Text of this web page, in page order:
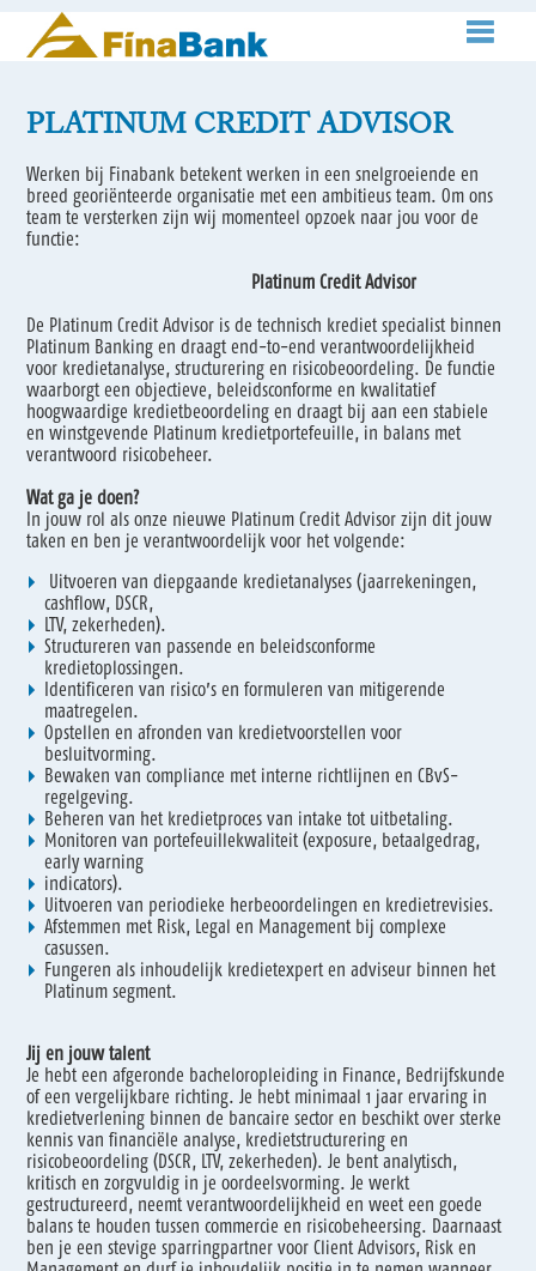
PLATINUM CREDIT ADVISOR
Werken bij Finabank betekent werken in een snelgroeiende en
breed georiënteerde organisatie met een ambitieus team. Om ons
team te versterken zijn wij momenteel opzoek naar jou voor de
functie:
Platinum Credit Advisor
De Platinum Credit Advisor is de technisch krediet specialist binnen
Platinum Banking en draagt end-to-end verantwoordelijkheid
voor kredietanalyse, structurering en risicobeoordeling. De functie
waarborgt een objectieve, beleidsconforme en kwalitatief
hoogwaardige kredietbeoordeling en draagt bij aan een stabiele
en winstgevende Platinum kredietportefeuille, in balans met
verantwoord risicobeheer.
Wat ga je doen?
In jouw rol als onze nieuwe Platinum Credit Advisor zijn dit jouw
taken en ben je verantwoordelijk voor het volgende:
Uitvoeren van diepgaande kredietanalyses (jaarrekeningen,
cashflow, DSCR,
LTV, zekerheden).
Structureren van passende en beleidsconforme
kredietoplossingen.
Identificeren van risico’s en formuleren van mitigerende
maatregelen.
Opstellen en afronden van kredietvoorstellen voor
besluitvorming.
Bewaken van compliance met interne richtlijnen en CBvS-
regelgeving.
Beheren van het kredietproces van intake tot uitbetaling.
Monitoren van portefeuillekwaliteit (exposure, betaalgedrag,
early warning
indicators).
Uitvoeren van periodieke herbeoordelingen en kredietrevisies.
Afstemmen met Risk, Legal en Management bij complexe
casussen.
Fungeren als inhoudelijk kredietexpert en adviseur binnen het
Platinum segment.
Jij en jouw talent
Je hebt een afgeronde bacheloropleiding in Finance, Bedrijfskunde
of een vergelijkbare richting. Je hebt minimaal 1 jaar ervaring in
kredietverlening binnen de bancaire sector en beschikt over sterke
kennis van financiële analyse, kredietstructurering en
risicobeoordeling (DSCR, LTV, zekerheden). Je bent analytisch,
kritisch en zorgvuldig in je oordeelsvorming. Je werkt
gestructureerd, neemt verantwoordelijkheid en weet een goede
balans te houden tussen commercie en risicobeheersing. Daarnaast
ben je een stevige sparringpartner voor Client Advisors, Risk en